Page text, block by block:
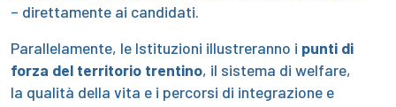
– direttamente ai candidati.
Parallelamente, le Istituzioni illustreranno i punti di
forza del territorio trentino, il sistema di welfare,
la qualità della vita e i percorsi di integrazione e